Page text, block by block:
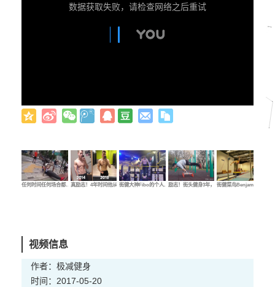
数据获取失败，请检查网络之后重试
任何时间任何场合都… 真励志！4年时间他从…街健大神Fibo的个人…励志！街头健身3年，…街健菜鸟Benjamin的…
视频信息
作者：极减健身
时间：2017-05-20